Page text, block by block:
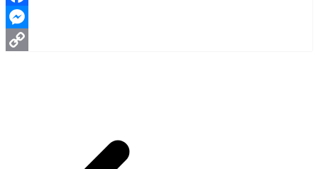
Facebook
Messenger